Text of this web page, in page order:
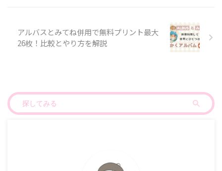
アルバスとみてね併用で無料プリント最大
26枚！比較とやり方を解説